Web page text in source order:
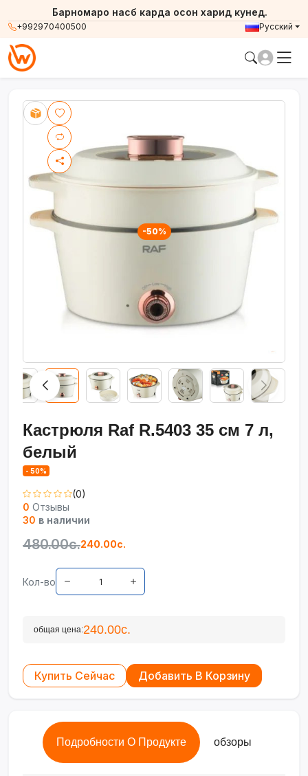
+992970400500
Барномаро насб карда осон харид кунед.
Русский
-50%
Кастрюля Raf R.5403 35 см 7 л,
белый
- 50%
(0)
0 Отзывы
30 в наличии
480.00с.240.00с.
Кол-во
общая цена:240.00с.
Купить Сейчас Добавить В Корзину
Подробности О Продукте обзоры